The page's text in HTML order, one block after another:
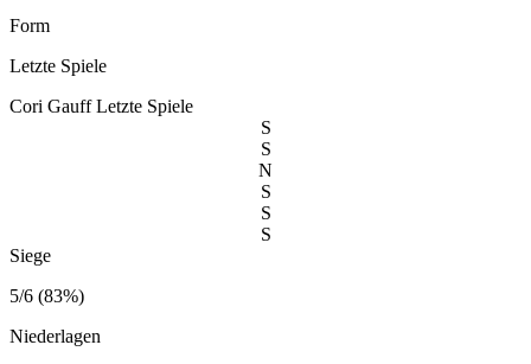
Form
Letzte Spiele
Cori Gauff Letzte Spiele
S
S
N
S
S
S
Siege
5/6 (83%)
Niederlagen